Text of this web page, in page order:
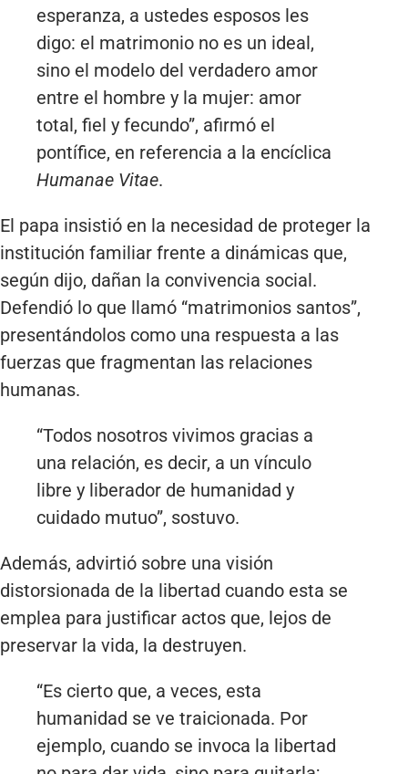
esperanza, a ustedes esposos les
digo: el matrimonio no es un ideal,
sino el modelo del verdadero amor
entre el hombre y la mujer: amor
total, fiel y fecundo”, afirmó el
pontífice, en referencia a la encíclica
Humanae Vitae.
El papa insistió en la necesidad de proteger la
institución familiar frente a dinámicas que,
según dijo, dañan la convivencia social.
Defendió lo que llamó “matrimonios santos”,
presentándolos como una respuesta a las
fuerzas que fragmentan las relaciones
humanas.
“Todos nosotros vivimos gracias a
una relación, es decir, a un vínculo
libre y liberador de humanidad y
cuidado mutuo”, sostuvo.
Además, advirtió sobre una visión
distorsionada de la libertad cuando esta se
emplea para justificar actos que, lejos de
preservar la vida, la destruyen.
“Es cierto que, a veces, esta
humanidad se ve traicionada. Por
ejemplo, cuando se invoca la libertad